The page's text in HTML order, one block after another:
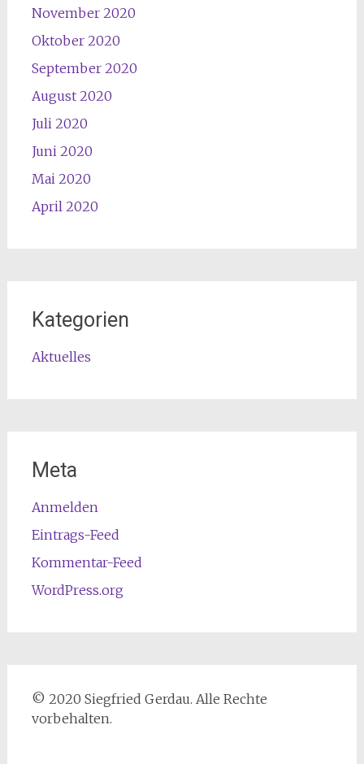
November 2020
Oktober 2020
September 2020
August 2020
Juli 2020
Juni 2020
Mai 2020
April 2020
Kategorien
Aktuelles
Meta
Anmelden
Eintrags-Feed
Kommentar-Feed
WordPress.org
© 2020 Siegfried Gerdau. Alle Rechte
vorbehalten.